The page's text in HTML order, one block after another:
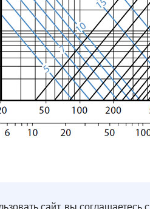
сайт, вы соглашаетесь с